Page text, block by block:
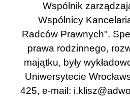
Wspólnik
Wspólnicy
Radców Prawnych".
prawa rodzinnego,
majątku, były
Uniwersytecie
425, e-mail: